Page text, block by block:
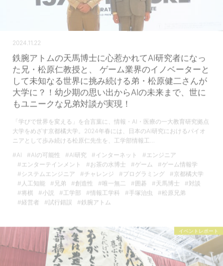
2024.11.22
鉄腕アトムの天馬博士に心惹かれてAI研究者になっ
た兄・松原仁教授と、 ゲーム業界のイノベーターと
して未知なる世界に挑み続ける弟・松原健二さんが
大学に？！幼少期の思い出からAIの未来まで、世に
もユニークな兄弟対談が実現！
「学びで世界を変える」を合言葉に、情報・AI・医療の一大教育研究拠点
大学をめざす京都橘大学。2024年春には、日本のAI研究におけるパイオ
ニアとして歩み続ける松原仁先生を、工学部情報工…
#AI
#AIの可能性 #AI研究 #インターネット
#エンジニア
#エンターテインメント
#お茶の水博士 #ゲーム
#ゲーム情報学
#システムエンジニア
#チャレンジ #プログラミング
#京都橘大学
#人工知能
#兄弟 #創造性 #唯一無二 #囲碁 #天馬博士
#対談
#将棋
#小説 #工学部 #情報工学科 #手塚治虫
#松原兄弟
#経営者
#試行錯誤 #鉄腕アトム
イベントレポート